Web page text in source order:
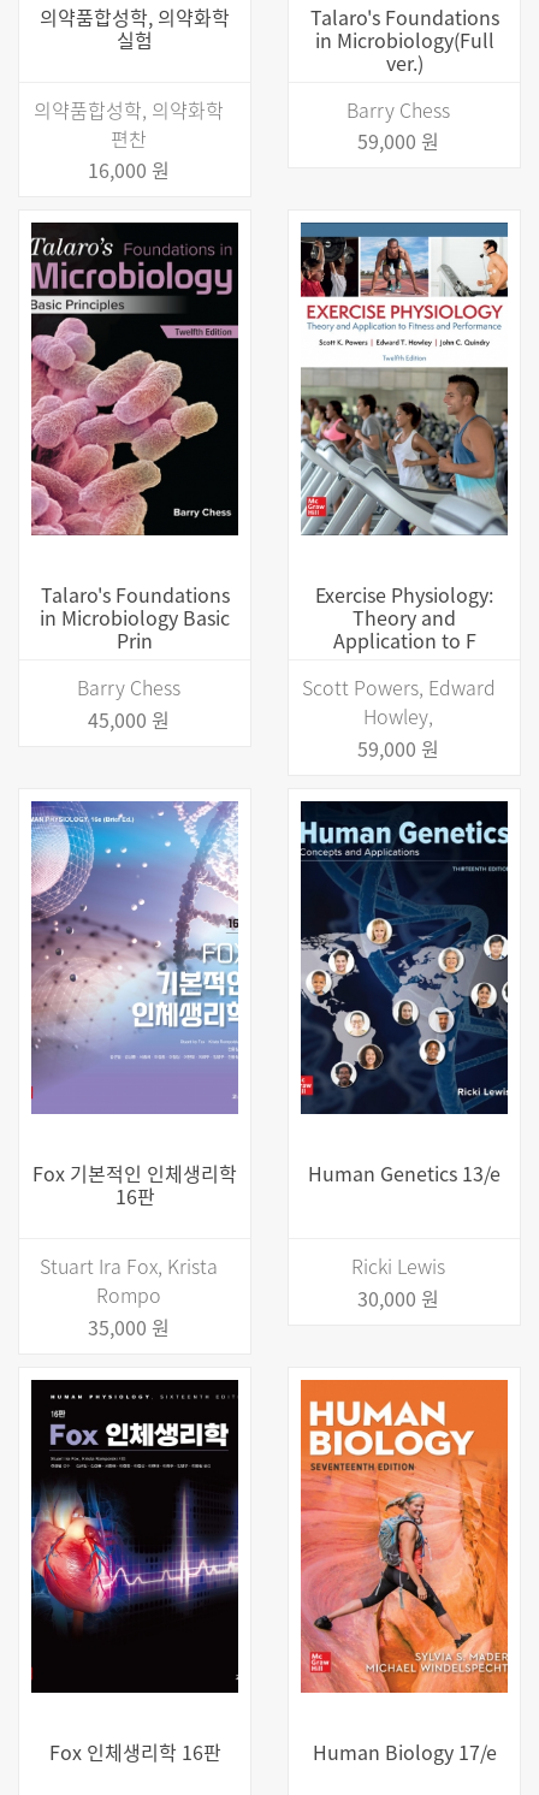
의약품합성학, 의약화학
실험
의약품합성학, 의약화학
편찬
16,000 원
Talaro's Foundations
in Microbiology(Full
ver.)
Barry Chess
59,000 원
Talaro's Foundations
in Microbiology Basic
Prin
Barry Chess
45,000 원
Exercise Physiology:
Theory and
Application to F
Scott Powers, Edward
Howley,
59,000 원
Fox 기본적인 인체생리학
16판
Stuart Ira Fox, Krista
Rompo
35,000 원
Human Genetics 13/e
Ricki Lewis
30,000 원
Fox 인체생리학 16판 Human Biology 17/e